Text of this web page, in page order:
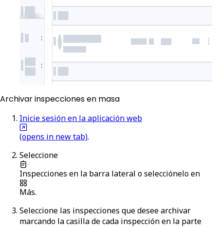
Archivar inspecciones en masa
Inicie sesión en la aplicación web
(opens in new tab).
Seleccione
Inspecciones en la barra lateral o selecciónelo en
Más.
Seleccione las inspecciones que desee archivar
marcando la casilla de cada inspección en la parte